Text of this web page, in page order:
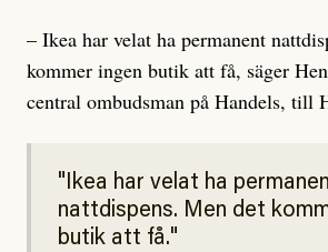
– Ikea har velat ha permanent
kommer ingen butik att få, säger
central ombudsman på Handels, till
Ikea har velat ha
nattdispens. Men det
butik att få.